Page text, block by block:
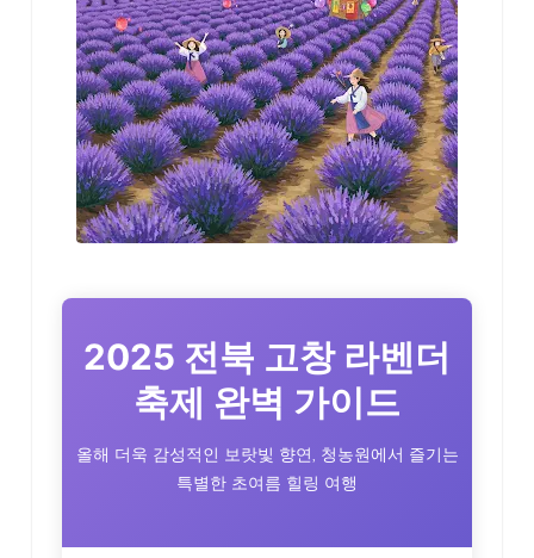
2025 전북 고창 라벤더
축제 완벽 가이드
올해 더욱 감성적인 보랏빛 향연, 청농원에서 즐기는
특별한 초여름 힐링 여행